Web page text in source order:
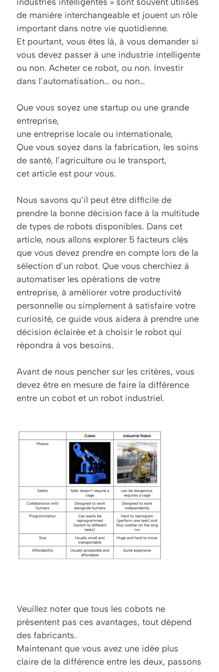
de manière interchangeable et jouent un rôle
important dans notre vie quotidienne.
Et pourtant, vous êtes là, à vous demander si
vous devez passer à une industrie intelligente
ou non. Acheter ce robot, ou non. Investir
dans l’automatisation… ou non…
Que vous soyez une startup ou une grande
entreprise,
une entreprise locale ou internationale,
Que vous soyez dans la fabrication, les soins
de santé, l’agriculture ou le transport,
cet article est pour vous.
Nous savons qu’il peut être difficile de
prendre la bonne décision face à la multitude
de types de robots disponibles. Dans cet
article, nous allons explorer 5 facteurs clés
que vous devez prendre en compte lors de la
sélection d’un robot. Que vous cherchiez à
automatiser les opérations de votre
entreprise, à améliorer votre productivité
personnelle ou simplement à satisfaire votre
curiosité, ce guide vous aidera à prendre une
décision éclairée et à choisir le robot qui
répondra à vos besoins.
Avant de nous pencher sur les critères, vous
devez être en mesure de faire la différence
entre un cobot et un robot industriel.
Veuillez noter que tous les cobots ne
présentent pas ces avantages, tout dépend
des fabricants.
Maintenant que vous avez une idée plus
claire de la différence entre les deux, passons